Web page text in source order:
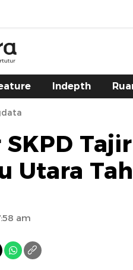
Indepth
Utara
am